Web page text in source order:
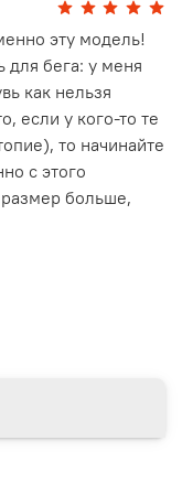
обувь
эту модель!
для бега: у меня
как нельзя
если у кого-то те
то начинайте
с этого
больше,